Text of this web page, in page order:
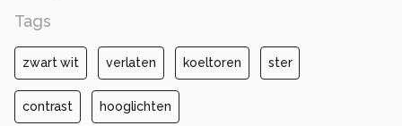
Tags
zwart wit verlaten koeltoren ster
contrast hooglichten